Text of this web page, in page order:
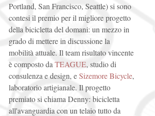
Portland, San Francisco, Seattle) si sono
contesi il premio per il migliore progetto
della bicicletta del domani: un mezzo in
grado di mettere in discussione la
mobilità attuale. Il team risultato vincente
è composto da TEAGUE, studio di
consulenza e design, e Sizemore Bicycle,
laboratorio artigianale. Il progetto
premiato si chiama Denny: bicicletta
all'avanguardia con un telaio tutto da